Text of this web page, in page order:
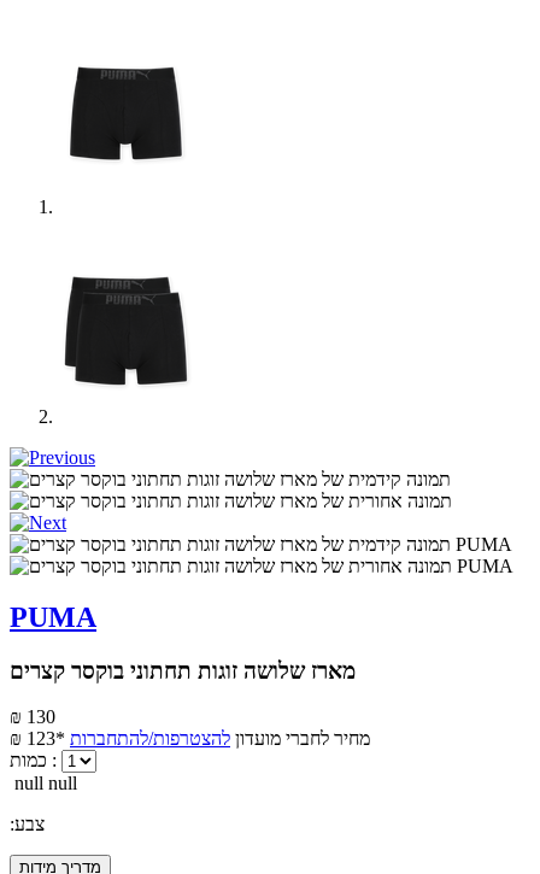
PUMA
מארז שלושה זוגות תחתוני בוקסר קצרים
₪ 130
₪ 123*
מחיר לחברי מועדון להצטרפות/להתחברות
כמות :
null null
:צבע
מדריך מידות